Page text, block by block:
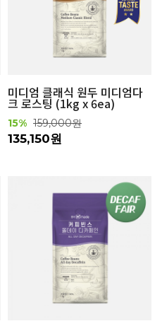
미디엄 클래식 원두 미디엄다
크 로스팅 (1kg x 6ea)
15% 159,000원
135,150원